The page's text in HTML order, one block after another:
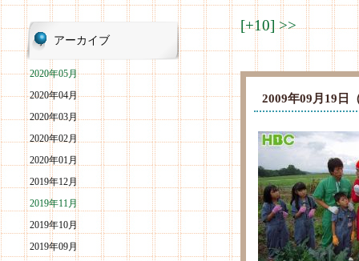
アーカイブ
2020年05月
2020年04月
2020年03月
2020年02月
2020年01月
2019年12月
2019年11月
2019年10月
2019年09月
[+10]>>
2009年09月19